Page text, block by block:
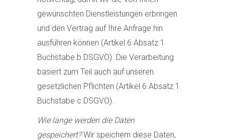
gewünschten Dienstleistungen erbringen
und den Vertrag auf Ihre Anfrage hin
ausführen können (Artikel 6 Absatz 1
Buchstabe b DSGVO). Die Verarbeitung
basiert zum Teil auch auf unseren
gesetzlichen Pflichten (Artikel 6 Absatz 1
Buchstabe c DSGVO).
Wie lange werden die Daten
gespeichert?Wir speichern diese Daten,